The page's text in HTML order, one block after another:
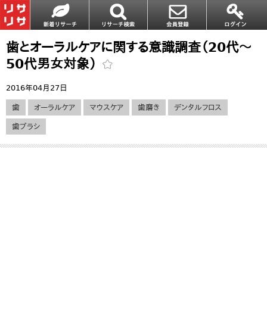
歯とオーラルケアに関する意識調査（20代～
50代男女対象）
2016年04月27日
歯 オーラルケア マウスケア 歯磨き デンタルフロス
歯ブラシ